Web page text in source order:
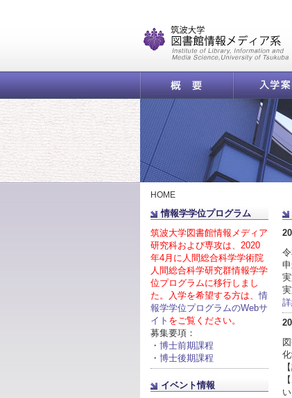
概要 入学案内
HOME
情報学学位プログラム
筑波大学図書館情報メディア
研究科および専攻は、2020
年4月に人間総合科学学術院
人間総合科学研究群情報学学
位プログラムに移行しまし
た。入学を希望する方は、情
報学学位プログラムのWebサ
イト をご覧ください。
募集要項：
・ 博士前期課程
・ 博士後期課程
イベント情報
【